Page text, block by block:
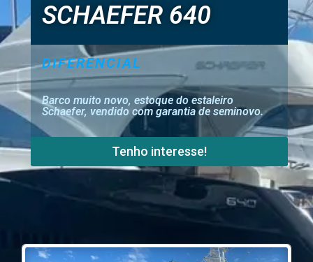
SCHAEFER 640
DIFERENCIAL
Barco muito novo, estoque do estaleiro
Schaefer, vendido com garantia de seminovo.
Tenho interesse!